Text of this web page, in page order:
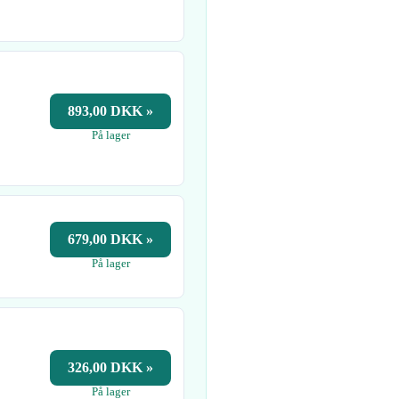
893,00 DKK »
På lager
679,00 DKK »
På lager
326,00 DKK »
På lager